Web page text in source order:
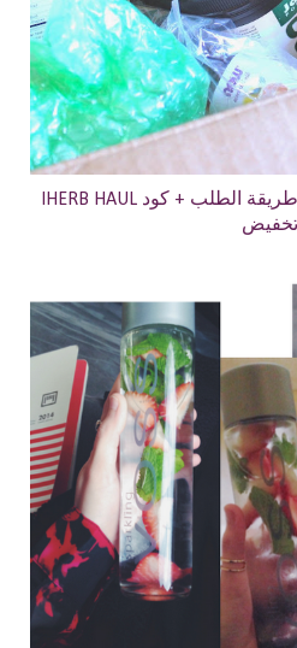
IHERB HAUL مشترياتي من آي هيرب + طريقة الطلب + كود
تخفيض